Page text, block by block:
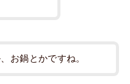
お鍋とかですね。